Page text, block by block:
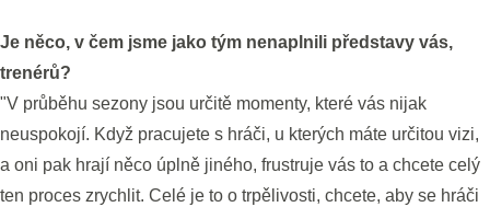
Je něco, v čem jsme jako tým nenaplnili představy vás,
trenérů?
"V průběhu sezony jsou určitě momenty, které vás nijak
neuspokojí. Když pracujete s hráči, u kterých máte určitou vizi,
a oni pak hrají něco úplně jiného, frustruje vás to a chcete celý
ten proces zrychlit. Celé je to o trpělivosti, chcete, aby se hráči